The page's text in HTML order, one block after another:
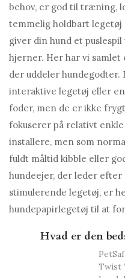
behov, er god til træning,
temmelig holdbart
giver din hund et
hjerner. Her har vi
der uddeler hundegodter.
interaktive legetøj eller
foder, men de er ikke
fokuserer på relativt
installere, men som
fuldt måltid kibble eller
hundeejer, der leder
stimulerende legetøj, er
hundepapirlegetøj til at
Hvad er den
Twist